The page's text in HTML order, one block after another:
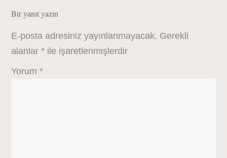
Bir yanıt yazın
E-posta adresiniz yayınlanmayacak. Gerekli
alanlar* ile işaretlenmişlerdir
Yorum*